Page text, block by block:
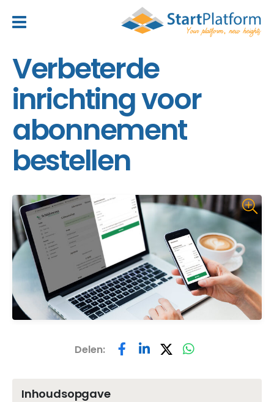
Verbeterde
inrichting voor
abonnement
bestellen
Delen:
Inhoudsopgave
header_toggle_navigation